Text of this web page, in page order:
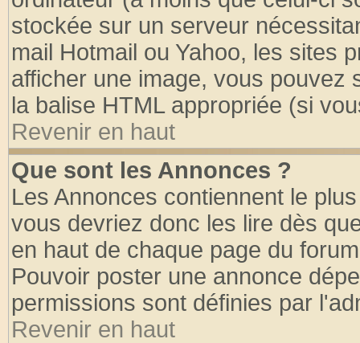
stockée sur un serveur
mail Hotmail ou Yahoo, les sites
afficher une image, vous pouvez
la balise HTML appropriée (si
Revenir en haut
Que sont les Annonces ?
Les Annonces contiennent le
vous devriez donc les lire dès
en haut de chaque page du
Pouvoir poster une annonce
permissions sont définies par
Revenir en haut